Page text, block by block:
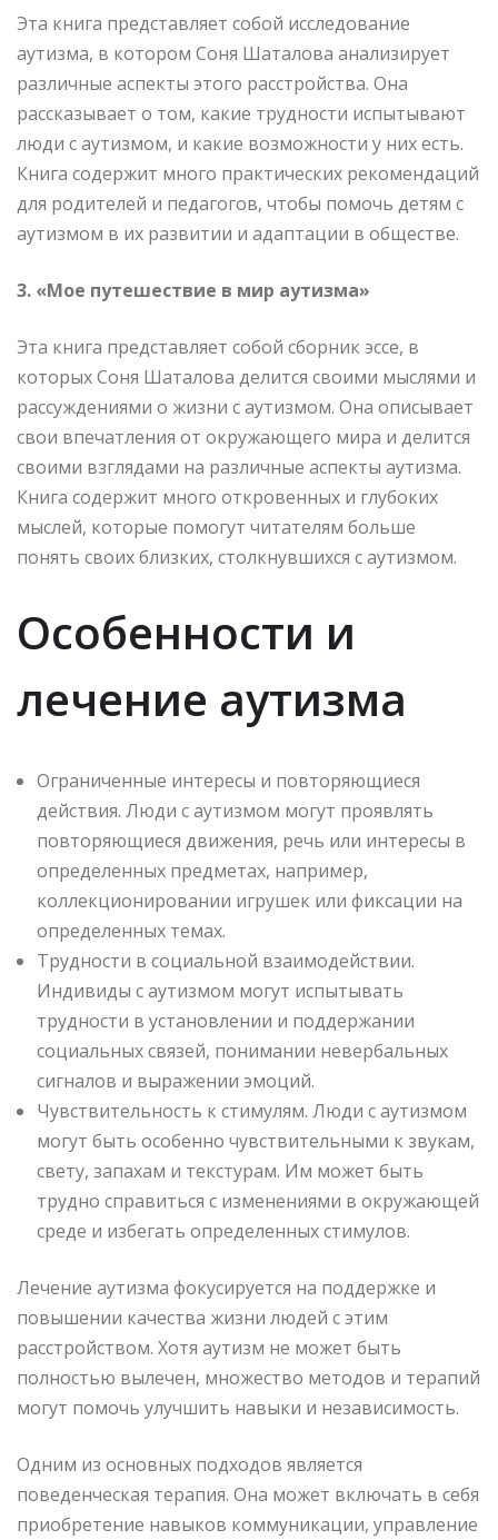
Эта книга представляет собой исследование
аутизма, в котором Соня Шаталова анализирует
различные аспекты этого расстройства. Она
рассказывает о том, какие трудности испытывают
люди с аутизмом, и какие возможности у них есть.
Книга содержит много практических рекомендаций
для родителей и педагогов, чтобы помочь детям с
аутизмом в их развитии и адаптации в обществе.
3. «Мое путешествие в мир аутизма»
Эта книга представляет собой сборник эссе, в
которых Соня Шаталова делится своими мыслями и
рассуждениями о жизни с аутизмом. Она описывает
свои впечатления от окружающего мира и делится
своими взглядами на различные аспекты аутизма.
Книга содержит много откровенных и глубоких
мыслей, которые помогут читателям больше
понять своих близких, столкнувшихся с аутизмом.
Особенности и
лечение аутизма
Ограниченные интересы и повторяющиеся
действия. Люди с аутизмом могут проявлять
повторяющиеся движения, речь или интересы в
определенных предметах, например,
коллекционировании игрушек или фиксации на
определенных темах.
Трудности в социальной взаимодействии.
Индивиды с аутизмом могут испытывать
трудности в установлении и поддержании
социальных связей, понимании невербальных
сигналов и выражении эмоций.
Чувствительность к стимулям. Люди с аутизмом
могут быть особенно чувствительными к звукам,
свету, запахам и текстурам. Им может быть
трудно справиться с изменениями в окружающей
среде и избегать определенных стимулов.
Лечение аутизма фокусируется на поддержке и
повышении качества жизни людей с этим
расстройством. Хотя аутизм не может быть
полностью вылечен, множество методов и терапий
могут помочь улучшить навыки и независимость.
Одним из основных подходов является
поведенческая терапия. Она может включать в себя
приобретение навыков коммуникации, управление